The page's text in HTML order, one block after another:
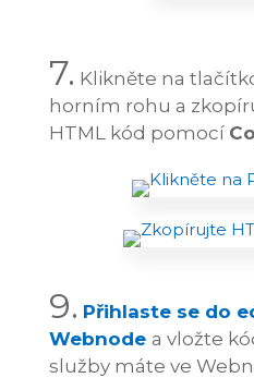
7. Klikněte na
horním rohu a
HTML kód pomocí
9. Přihlaste se do
Webnode a vložte
služby máte ve